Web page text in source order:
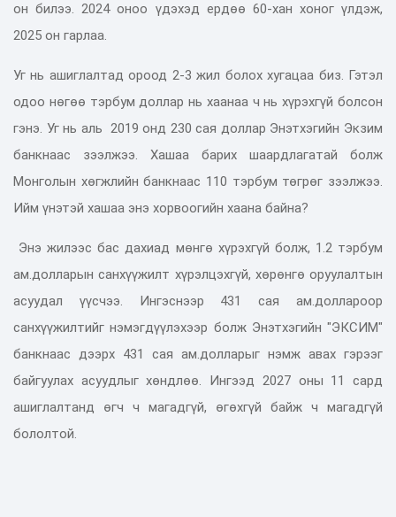
он билээ. 2024 оноо үдэхэд ердөө 60-хан хоног үлдэж,
2025 он гарлаа.
Уг нь ашиглалтад ороод 2-3 жил болох хугацаа биз. Гэтэл
одоо нөгөө тэрбум доллар нь хаанаа ч нь хүрэхгүй болсон
гэнэ. Уг нь аль 2019 онд 230 сая доллар Энэтхэгийн Экзим
банкнаас зээлжээ. Хашаа барих шаардлагатай болж
Монголын хөгжлийн банкнаас 110 тэрбум төгрөг зээлжээ.
Ийм үнэтэй хашаа энэ хорвоогийн хаана байна?
Энэ жилээс бас дахиад мөнгө хүрэхгүй болж, 1.2 тэрбум
ам.долларын санхүүжилт хүрэлцэхгүй, хөрөнгө оруулалтын
асуудал үүсчээ. Ингэснээр 431 сая ам.доллароор
санхүүжилтийг нэмэгдүүлэхээр болж Энэтхэгийн "ЭКСИМ"
банкнаас дээрх 431 сая ам.долларыг нэмж авах гэрээг
байгуулах асуудлыг хөндлөө. Ингээд 2027 оны 11 сард
ашиглалтанд өгч ч магадгүй, өгөхгүй байж ч магадгүй
бололтой.